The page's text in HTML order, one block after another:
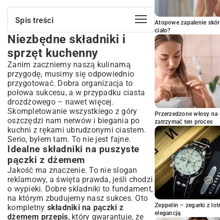
Spis treści
Niezbędne składniki i sprzęt kuchenny
Idealne składniki na puszyste pączki z
dżemem
Jakie narzędzia ułatwią przygotowanie
pączków w domu?
Prosty przepis na pączki z dżemem krok
po kroku
Przygotowanie ciasta drożdżowego:
sekrety puszystości i smaku
Formowanie i nadziewanie pączków:
równe kształty bez wysiłku
Smażenie pączków: złota skórka i brak
tłustości
Lukrowanie i dekorowanie: ostatnie szlify
dla niezapomnianego smaku
Wybór dżemu i alternatywne nadzienia
do pączków
Jaki dżem najlepiej pasuje do tradycyjnych
pączków?
Niezbędne składniki i
sprzęt kuchenny
Zanim zaczniemy naszą kulinarną
przygodę, musimy się odpowiednio
przygotować. Dobra organizacja to
połowa sukcesu, a w przypadku ciasta
drożdżowego – nawet więcej.
Skompletowanie wszystkiego z góry
oszczędzi nam nerwów i biegania po
kuchni z rękami ubrudzonymi ciastem.
Serio, byłem tam. To nie jest fajne.
Idealne składniki na puszyste
pączki z dżemem
Jakość ma znaczenie. To nie slogan
reklamowy, a święta prawda, jeśli chodzi
o wypieki. Dobre składniki to fundament,
na którym zbudujemy nasz sukces. Oto
kompletny składniki na pączki z
dżemem przepis, który gwarantuje, że
Atopowe zapalenie
ciało?
Przerzedzone włosy
zatrzymać ten proces
Zeppelin – zegarki z
elegancją